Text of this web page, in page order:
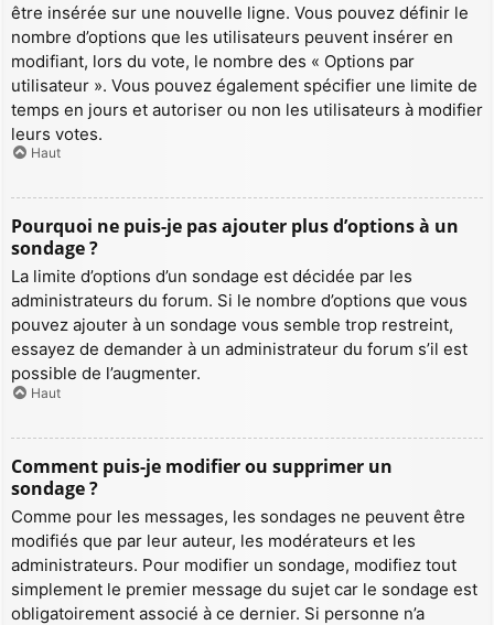
être insérée sur une nouvelle ligne. Vous pouvez définir le
nombre d’options que les utilisateurs peuvent insérer en
modifiant, lors du vote, le nombre des « Options par
utilisateur ». Vous pouvez également spécifier une limite de
temps en jours et autoriser ou non les utilisateurs à modifier
leurs votes.
Haut
Pourquoi ne puis-je pas ajouter plus d’options à un
sondage ?
La limite d’options d’un sondage est décidée par les
administrateurs du forum. Si le nombre d’options que vous
pouvez ajouter à un sondage vous semble trop restreint,
essayez de demander à un administrateur du forum s’il est
possible de l’augmenter.
Haut
Comment puis-je modifier ou supprimer un
sondage ?
Comme pour les messages, les sondages ne peuvent être
modifiés que par leur auteur, les modérateurs et les
administrateurs. Pour modifier un sondage, modifiez tout
simplement le premier message du sujet car le sondage est
obligatoirement associé à ce dernier. Si personne n’a